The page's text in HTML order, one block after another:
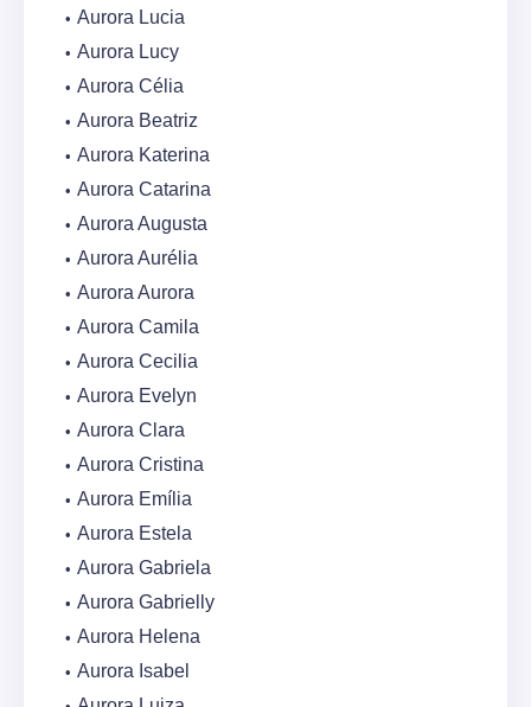
Aurora Lucia
Aurora Lucy
Aurora Célia
Aurora Beatriz
Aurora Katerina
Aurora Catarina
Aurora Augusta
Aurora Aurélia
Aurora Aurora
Aurora Camila
Aurora Cecilia
Aurora Evelyn
Aurora Clara
Aurora Cristina
Aurora Emília
Aurora Estela
Aurora Gabriela
Aurora Gabrielly
Aurora Helena
Aurora Isabel